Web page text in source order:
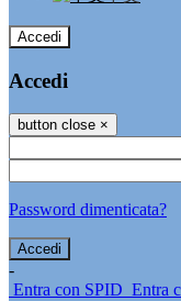
Accedi
Accedi
button close ×
Password dimenticata?
-
Entra con SPID Entra